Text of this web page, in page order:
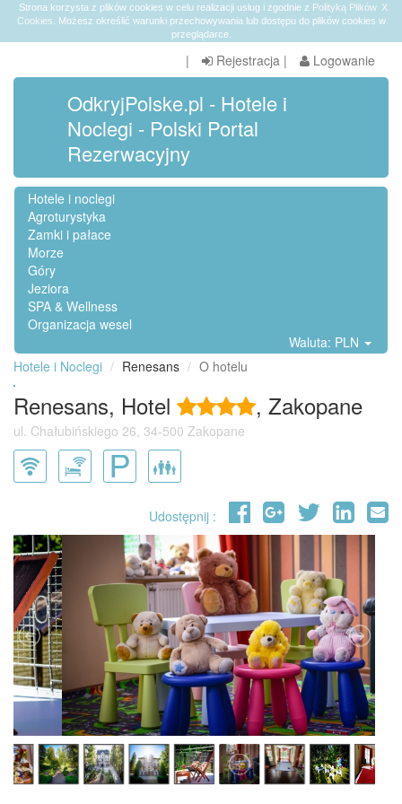
X
Strona korzysta z plików cookies w celu realizacji usług i zgodnie z Polityką Plików
Cookies . Możesz określić warunki przechowywania lub dostępu do plików cookies w
przeglądarce.
| Rejestracja | Logowanie
OdkryjPolske.pl - Hotele i
Noclegi - Polski Portal
Rezerwacyjny
Hotele i noclegi
Agroturystyka
Zamki i pałace
Morze
Góry
Jeziora
SPA & Wellness
Organizacja wesel
Waluta: PLN
Hotele i Noclegi
Renesans O hotelu
Renesans, Hotel , Zakopane
ul. Chałubińskiego 26, 34-500 Zakopane
Udostępnij :